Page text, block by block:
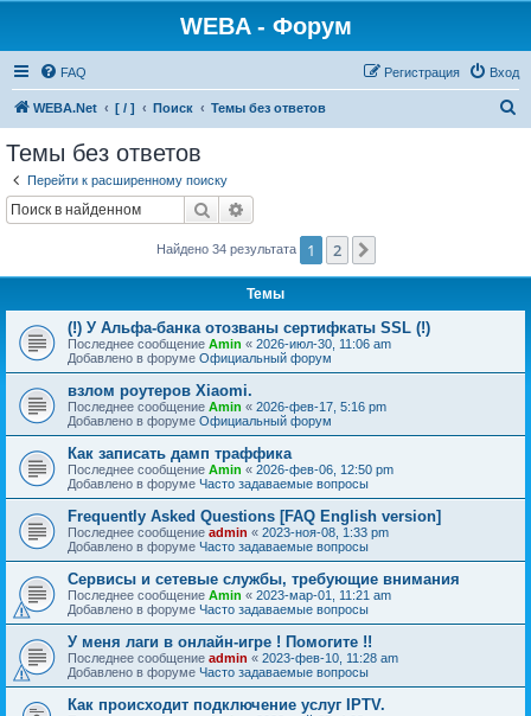
WEBA - Форум
FAQ Вход
Регистрация
WEBA.Net [ / ] Поиск Темы без ответов
Темы без ответов
Перейти к расширенному поиску
Поиск
Найдено 34 результата 1 2
Темы
(!) У Альфа-банка отозваны сертифкаты SSL (!)
Последнее сообщение Amin « 2026-июл-30, 11:06 am
Добавлено в форуме Официальный форум
взлом роутеров Xiaomi.
Последнее сообщение Amin « 2026-фев-17, 5:16 pm
Добавлено в форуме Официальный форум
Как записать дамп траффика
Последнее сообщение Amin « 2026-фев-06, 12:50 pm
Добавлено в форуме Часто задаваемые вопросы
Frequently Asked Questions [FAQ English version]
Последнее сообщение admin « 2023-ноя-08, 1:33 pm
Добавлено в форуме Часто задаваемые вопросы
Сервисы и сетевые службы, требующие внимания
Последнее сообщение Amin « 2023-мар-01, 11:21 am
Добавлено в форуме Часто задаваемые вопросы
У меня лаги в онлайн-игре ! Помогите !!
Последнее сообщение admin « 2023-фев-10, 11:28 am
Добавлено в форуме Часто задаваемые вопросы
Как происходит подключение услуг IPTV.